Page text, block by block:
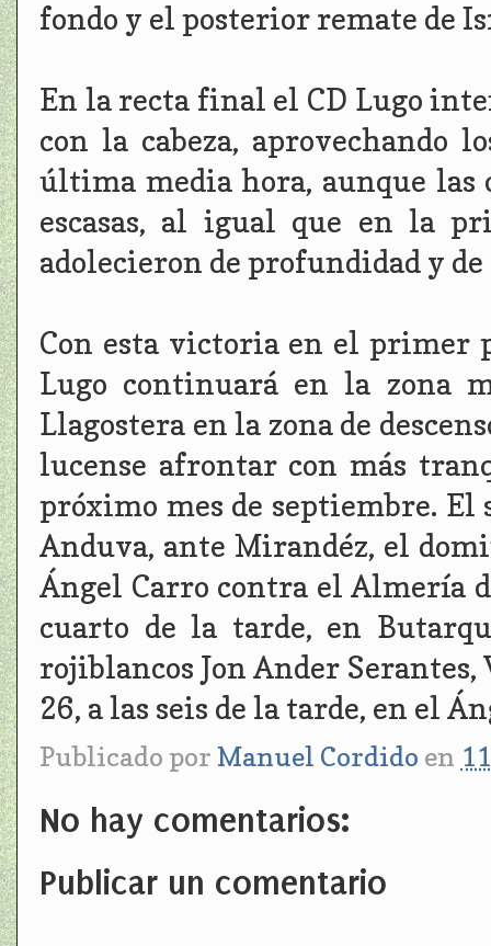
fondo y el posterior remate de
En la recta final el CD Lugo
con la cabeza, aprovechando
última media hora, aunque las
escasas, al igual que en la
adolecieron de profundidad y
Con esta victoria en el primer
Lugo continuará en la zona
Llagostera en la zona de
lucense afrontar con más
próximo mes de septiembre. El
Anduva, ante Mirandéz, el
Ángel Carro contra el Almería
cuarto de la tarde, en
rojiblancos Jon Ander Serantes,
26, a las seis de la tarde, en el
Publicado por Manuel Cordido en
No hay comentarios:
Publicar un comentario